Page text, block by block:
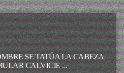
SE TATÚA LA CABEZA
CALVICIE ...